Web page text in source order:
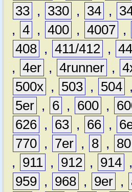
33 , 330 , 34 ,
, 4 , 400 , 4007 ,
408 , 411/412 ,
, 4er , 4runner ,
500x , 503 , 504 ,
5er , 6 , 600 ,
626 , 63 , 66 ,
770 , 7er , 8 , 80
,
911 , 912 , 914 ,
959 , 968 , 9er ,